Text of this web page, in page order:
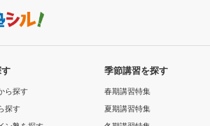
ら探す
探す
季節講習を探す
春期講習特集
夏期講習特集